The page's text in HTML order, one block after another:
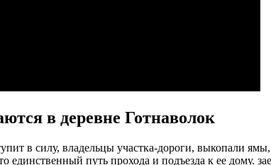
в деревне Готнаволок
в силу, владельцы участка-дороги, выкопали
единственный путь прохода и подъезда к ее дому.